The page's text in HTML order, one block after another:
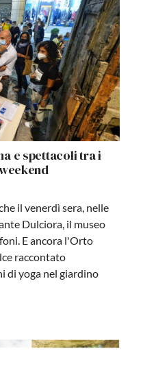
e spettacoli tra i
il venerdì sera, nelle
Dulciora, il museo
E ancora l'Orto
raccontato
di yoga nel giardino